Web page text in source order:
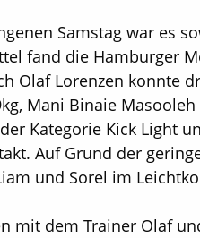
Samstag war es
fand die Hamburger
Olaf Lorenzen konnte
Mani Binaie
Kategorie Kick Light
Auf Grund der
und Sorel im
mit dem Trainer Olaf